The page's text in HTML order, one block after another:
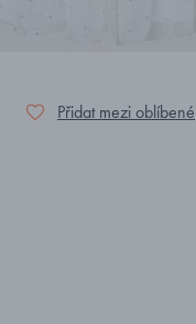
Přidat mezi oblíbené